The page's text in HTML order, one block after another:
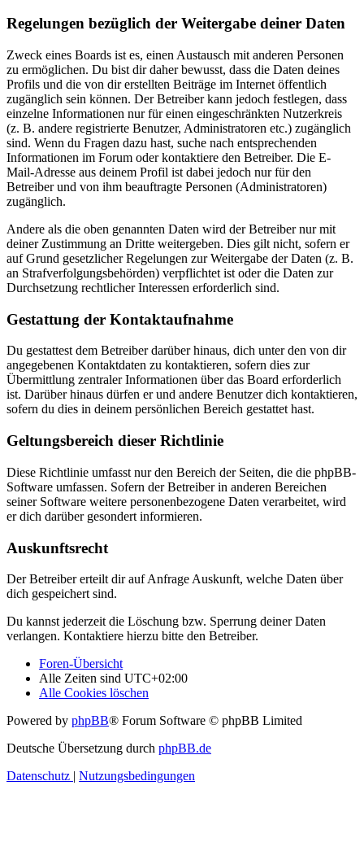
Regelungen bezüglich der Weitergabe deiner Daten
Zweck eines Boards ist es, einen Austausch mit anderen Personen
zu ermöglichen. Du bist dir daher bewusst, dass die Daten deines
Profils und die von dir erstellten Beiträge im Internet öffentlich
zugänglich sein können. Der Betreiber kann jedoch festlegen, dass
einzelne Informationen nur für einen eingeschränkten Nutzerkreis
(z. B. andere registrierte Benutzer, Administratoren etc.) zugänglich
sind. Wenn du Fragen dazu hast, suche nach entsprechenden
Informationen im Forum oder kontaktiere den Betreiber. Die E-
Mail-Adresse aus deinem Profil ist dabei jedoch nur für den
Betreiber und von ihm beauftragte Personen (Administratoren)
zugänglich.
Andere als die oben genannten Daten wird der Betreiber nur mit
deiner Zustimmung an Dritte weitergeben. Dies gilt nicht, sofern er
auf Grund gesetzlicher Regelungen zur Weitergabe der Daten (z. B.
an Strafverfolgungsbehörden) verpflichtet ist oder die Daten zur
Durchsetzung rechtlicher Interessen erforderlich sind.
Gestattung der Kontaktaufnahme
Du gestattest dem Betreiber darüber hinaus, dich unter den von dir
angegebenen Kontaktdaten zu kontaktieren, sofern dies zur
Übermittlung zentraler Informationen über das Board erforderlich
ist. Darüber hinaus dürfen er und andere Benutzer dich kontaktieren,
sofern du dies in deinem persönlichen Bereich gestattet hast.
Geltungsbereich dieser Richtlinie
Diese Richtlinie umfasst nur den Bereich der Seiten, die die phpBB-
Software umfassen. Sofern der Betreiber in anderen Bereichen
seiner Software weitere personenbezogene Daten verarbeitet, wird
er dich darüber gesondert informieren.
Auskunftsrecht
Der Betreiber erteilt dir auf Anfrage Auskunft, welche Daten über
dich gespeichert sind.
Du kannst jederzeit die Löschung bzw. Sperrung deiner Daten
verlangen. Kontaktiere hierzu bitte den Betreiber.
Foren-Übersicht
Alle Zeiten sind UTC+02:00
Alle Cookies löschen
Powered by phpBB® Forum Software © phpBB Limited
Deutsche Übersetzung durch phpBB.de
Datenschutz | Nutzungsbedingungen